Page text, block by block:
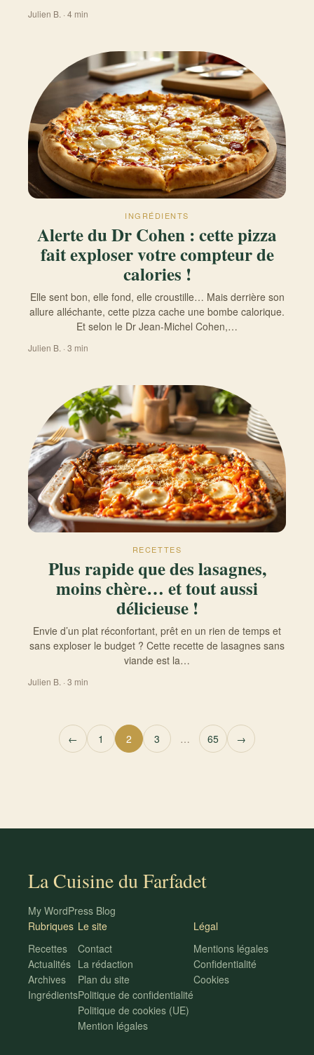
Julien B. · 4 min
INGRÉDIENTS
Alerte du Dr Cohen : cette pizza
fait exploser votre compteur de
calories !
Elle sent bon, elle fond, elle croustille… Mais derrière son
allure alléchante, cette pizza cache une bombe calorique.
Et selon le Dr Jean-Michel Cohen,…
Julien B. · 3 min
RECETTES
Plus rapide que des lasagnes,
moins chère… et tout aussi
délicieuse !
Envie d’un plat réconfortant, prêt en un rien de temps et
sans exploser le budget ? Cette recette de lasagnes sans
viande est la…
Julien B. · 3 min
Pagination des publications
← 1 2 3 … 65 →
La Cuisine du Farfadet
My WordPress Blog
Rubriques
Recettes
Actualités
Archives
Ingrédients
Le site
Contact
La rédaction
Plan du site
Politique de confidentialité
Politique de cookies (UE)
Mention légales
Légal
Mentions légales
Confidentialité
Cookies